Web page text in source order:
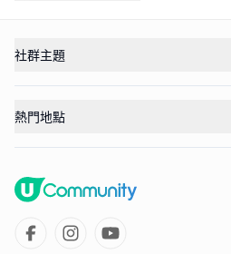
社群主題
熱門地點